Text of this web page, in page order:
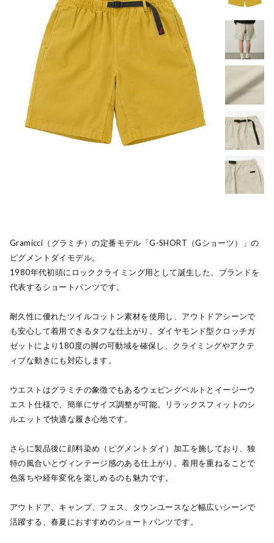
Gramicci（グラミチ）の定番モデル「G-SHORT（Gショーツ）」の
ピグメントダイモデル。
1980年代初頭にロッククライミング用として誕生した、ブランドを
代表するショートパンツです。
耐久性に優れたツイルコットン素材を使用し、アウトドアシーンで
も安心して着用できるタフな仕上がり。ダイヤモンド型クロッチガ
ゼットにより180度の脚の可動域を確保し、クライミングやアクテ
ィブな動きにも対応します。
ウエストはグラミチの象徴でもあるウェビングベルトとイージーウ
エスト仕様で、簡単にサイズ調整が可能。リラックスフィットのシ
ルエットで快適な履き心地です。
さらに製品後に顔料染め（ピグメントダイ）加工を施しており、独
特の風合いとヴィンテージ感のある仕上がり。着用を重ねることで
色落ちや経年変化を楽しめるのも魅力です。
アウトドア、キャンプ、フェス、タウンユースなど幅広いシーンで
活躍する、春夏におすすめのショートパンツです。